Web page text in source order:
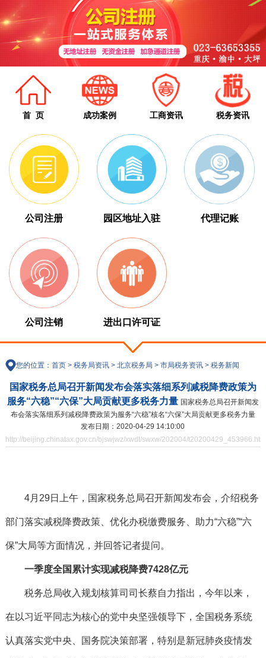
首 页 成功案例 工商资讯 税务资讯
公司注册 园区地址入驻 代理记账
公司注销 进出口许可证
您的位置： 首页> 税务局资讯> 北京税务局 > 市局税务资讯> 税务新闻
国家税务总局召开新闻发布会落实落细系列减税降费政策为
服务“六稳”“六保”大局贡献更多税务力量 国家税务总局召开新闻发
布会落实落细系列减税降费政策为服务“六稳”核名“六保”大局贡献更多税务力量
发布日期：2020-04-29 14:10:00
http://beijing.chinatax.gov.cn/bjswjwz/xwdt/swxw/202004/
4月29日上午，国家税务总局召开新闻发布会，介绍税务
部门落实减税降费政策、优化办税缴费服务、助力“六稳”“六
保”大局等方面情况，并回答记者提问。
一季度全国累计实现减税降费7428亿元
税务总局收入规划核算司司长蔡自力指出，今年以来，
在以习近平同志为核心的党中央坚强领导下，全国税务系统
认真落实党中央、国务院决策部署，特别是新冠肺炎疫情发